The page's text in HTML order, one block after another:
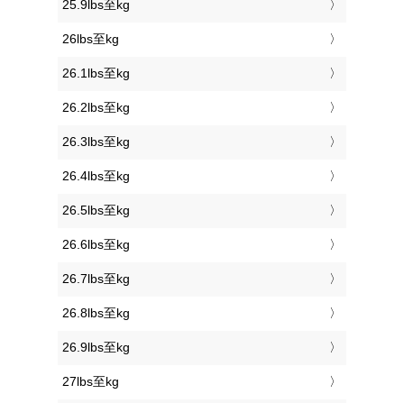
25.9lbs至kg
26lbs至kg
26.1lbs至kg
26.2lbs至kg
26.3lbs至kg
26.4lbs至kg
26.5lbs至kg
26.6lbs至kg
26.7lbs至kg
26.8lbs至kg
26.9lbs至kg
27lbs至kg